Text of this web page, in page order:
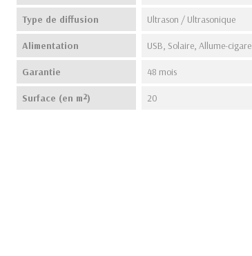
Type de diffusion Ultrason / Ultrasonique
Alimentation USB, Solaire, Allume-cigare
Garantie 48 mois
Surface (en m²) 20